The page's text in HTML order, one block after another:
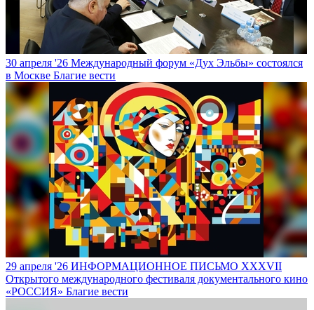
30 апреля '26 Международный форум «Дух Эльбы» состоялся
в Москве Благие вести
29 апреля '26 ИНФОРМАЦИОННОЕ ПИСЬМО XXXVII
Открытого международного фестиваля документального кино
«РОССИЯ» Благие вести